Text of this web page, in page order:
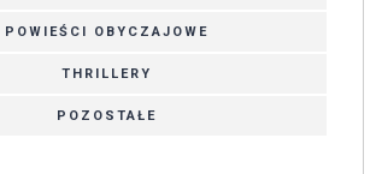
POWIEŚCI OBYCZAJOWE
THRILLERY
POZOSTAŁE